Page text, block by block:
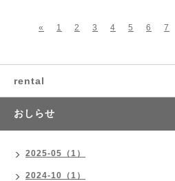
« 1 2 3 4 5 6 7
rental
おしらせ
2025-05（1）
2024-10（1）